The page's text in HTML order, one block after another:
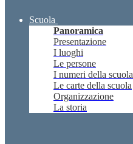
Scuola
Panoramica
Presentazione
I luoghi
Le persone
I numeri della scuola
Le carte della scuola
Organizzazione
La storia